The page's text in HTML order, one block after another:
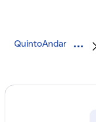
QuintoAndar